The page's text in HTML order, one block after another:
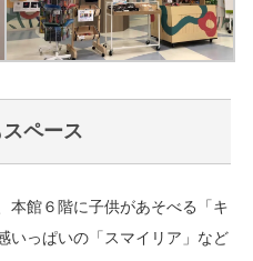
ペース
本館６階に子供があそべる「キ
いっぱいの「スマイリア」など